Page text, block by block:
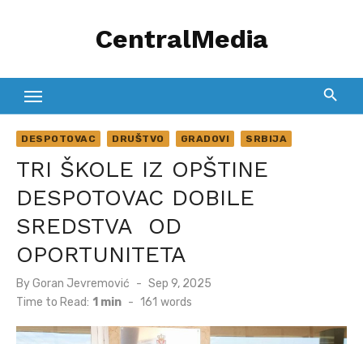
CentralMedia
DESPOTOVAC DRUŠTVO GRADOVI SRBIJA
TRI ŠKOLE IZ OPŠTINE
DESPOTOVAC DOBILE
SREDSTVA OD
OPORTUNITETA
ByGoran Jevremović
Posted
on
Sep 9, 2025
Time to Read: 1 min - 161 words